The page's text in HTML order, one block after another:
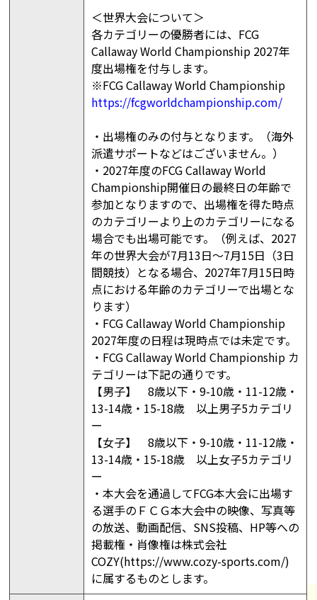
＜世界大会について＞
各カテゴリーの優勝者には、FCG
Callaway World Championship 2027年
度出場権を付与します。
※FCG Callaway World Championship
https://fcgworldchampionship.com/
・出場権のみの付与となります。（海外
派遣サポートなどはございません。）
・2027年度のFCG Callaway World
Championship開催日の最終日の年齢で
参加となりますので、出場権を得た時点
のカテゴリーより上のカテゴリーになる
場合でも出場可能です。（例えば、2027
年の世界大会が7月13日〜7月15日（3日
間競技）となる場合、2027年7月15日時
点における年齢のカテゴリーで出場とな
ります）
・FCG Callaway World Championship
2027年度の日程は現時点では未定です。
・FCG Callaway World Championship カ
テゴリーは下記の通りです。
【男子】 8歳以下・9-10歳・11-12歳・
13-14歳・15-18歳 以上男子5カテゴリ
ー
【女子】 8歳以下・9-10歳・11-12歳・
13-14歳・15-18歳 以上女子5カテゴリ
ー
・本大会を通過してFCG本大会に出場す
る選手のＦＣＧ本大会中の映像、写真等
の放送、動画配信、SNS投稿、HP等への
掲載権・肖像権は株式会社
COZY(https://www.cozy-sports.com/)
に属するものとします。